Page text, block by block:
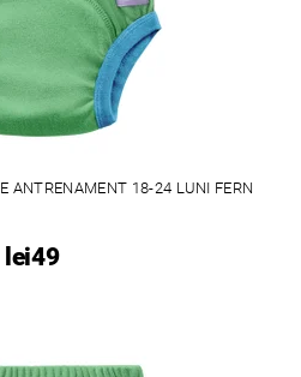
ANTRENAMENT 18-24 LUNI FERN
lei49